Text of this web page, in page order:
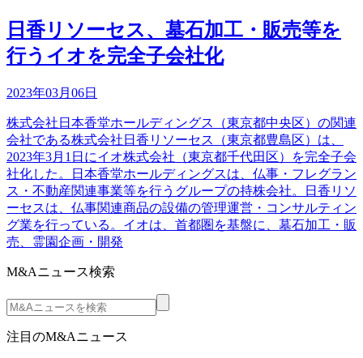
日香リソーセス、墓石加工・販売等を
行うイオを完全子会社化
2023年03月06日
株式会社日本香堂ホールディングス（東京都中央区）の関連
会社である株式会社日香リソーセス（東京都豊島区）は、
2023年3月1日にイオ株式会社（東京都千代田区）を完全子会
社化した。日本香堂ホールディングスは、仏事・フレグラン
ス・不動産関連事業等を行うグループの持株会社。日香リソ
ーセスは、仏事関連商品の設備の管理運営・コンサルティン
グ業を行っている。イオは、首都圏を基盤に、墓石加工・販
売、霊園企画・開発
M&Aニュース検索
注目のM&Aニュース